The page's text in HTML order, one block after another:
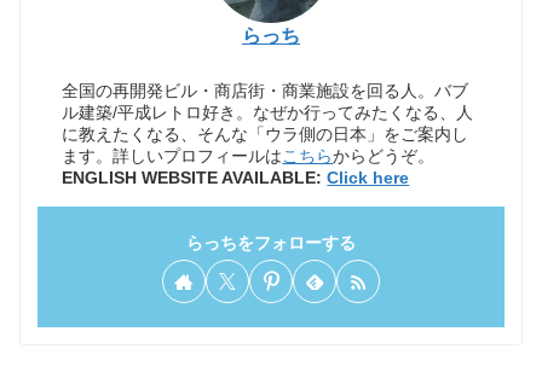
らっち
全国の再開発ビル・商店街・商業施設を回る人。バブ
ル建築/平成レトロ好き。なぜか行ってみたくなる、人
に教えたくなる、そんな「ウラ側の日本」をご案内し
ます。詳しいプロフィールはこちらからどうぞ。
ENGLISH WEBSITE AVAILABLE:Click here
らっちをフォローする